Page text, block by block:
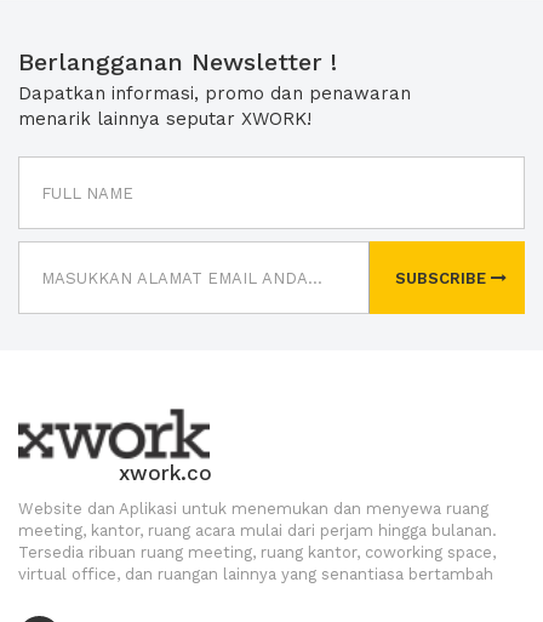
Berlangganan Newsletter !
Dapatkan informasi, promo dan penawaran
menarik lainnya seputar XWORK!
SUBSCRIBE
xwork.co
Website dan Aplikasi untuk menemukan dan menyewa ruang
meeting, kantor, ruang acara mulai dari perjam hingga bulanan.
Tersedia ribuan ruang meeting, ruang kantor, coworking space,
virtual office, dan ruangan lainnya yang senantiasa bertambah